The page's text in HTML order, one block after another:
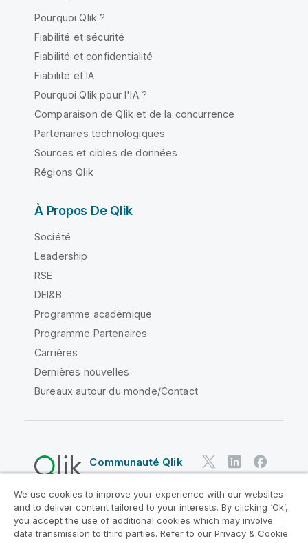
Pourquoi Qlik ?
Fiabilité et sécurité
Fiabilité et confidentialité
Fiabilité et IA
Pourquoi Qlik pour l'IA ?
Comparaison de Qlik et de la concurrence
Partenaires technologiques
Sources et cibles de données
Régions Qlik
À Propos De Qlik
Société
Leadership
RSE
DEI&B
Programme académique
Programme Partenaires
Carrières
Dernières nouvelles
Bureaux autour du monde/Contact
Communauté Qlik
Contrats juridiques
Conditions d'utilisation des produits
Legal Policies
Conditions légales
We use cookies to improve your experience with our websites
and to deliver content tailored to your interests. By clicking ‘Ok’,
you accept the use of additional cookies which may involve
data transmission to third parties. Refer to our Privacy & Cookie